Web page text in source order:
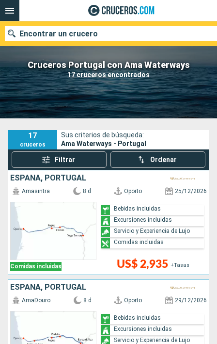
Cruceros Portugal con Ama Waterways
17 cruceros encontrados
Encontrar un crucero
Nuestros destinos
Fecha de salida
Puertos
Buscar
17
cruceros
Sus criterios de búsqueda:
Ama Waterways - Portugal
Filtrar Ordenar
ESPAÑA, PORTUGAL
Comidas incluidas
Amasintra 8 d Oporto 25/12/2026
US$ 2,935 +Tasas
Bebidas incluidas
Excursiones incluidas
Servicio y Experiencia de Lujo
Comidas incluidas
ESPAÑA, PORTUGAL
AmaDouro 8 d Oporto 29/12/2026
Bebidas incluidas
Excursiones incluidas
Servicio y Experiencia de Lujo